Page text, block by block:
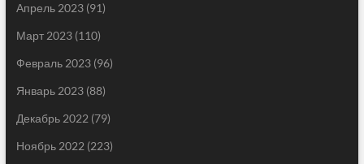
Апрель 2023(91)
Март 2023(110)
Февраль 2023(96)
Январь 2023(88)
Декабрь 2022 (79)
Ноябрь 2022 (223)